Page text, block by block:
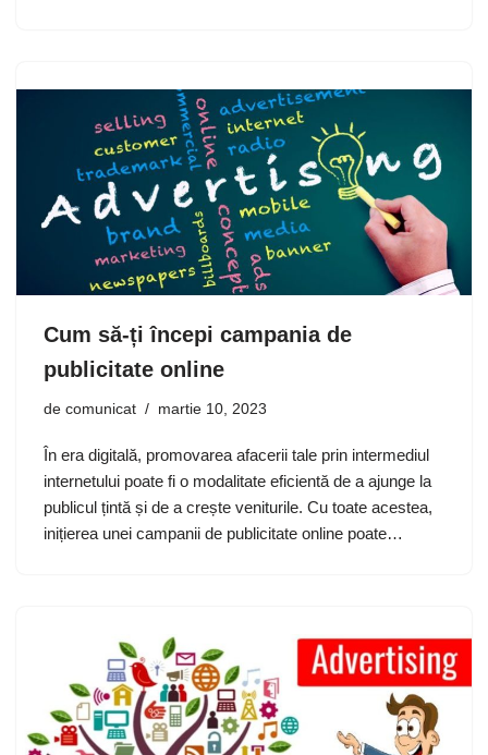
Cum să-ți începi campania de
publicitate online
de comunicat martie 10, 2023
În era digitală, promovarea afacerii tale prin intermediul
internetului poate fi o modalitate eficientă de a ajunge la
publicul țintă și de a crește veniturile. Cu toate acestea,
inițierea unei campanii de publicitate online poate…